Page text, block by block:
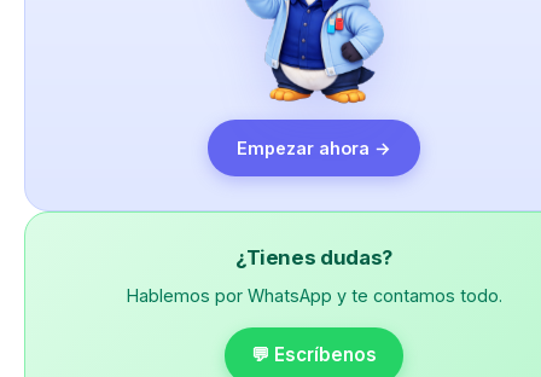
Empezar ahora →
¿Tienes dudas?
Hablemos por WhatsApp y te contamos todo.
💬 Escríbenos